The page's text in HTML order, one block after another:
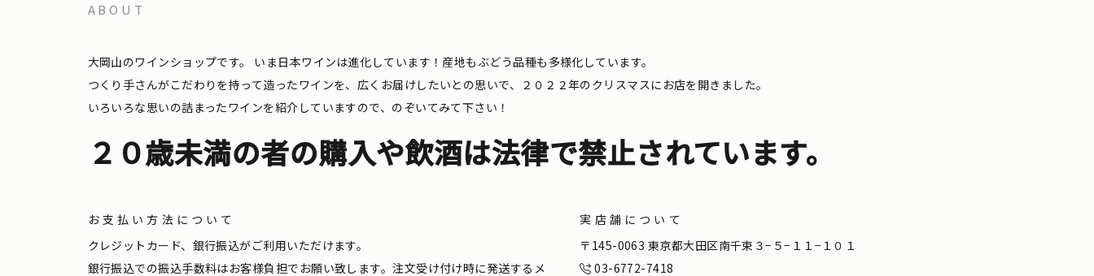
ABOUT
大岡山のワインショップです。
いま日本ワインは進化しています！産地もぶどう品種も多様化しています。
つくり手さんがこだわりを持って造ったワインを、広くお届けしたいとの思いで、２０２２年のクリスマスにお店を開きました。
いろいろな思いの詰まったワインを紹介していますので、のぞいてみて下さい！
２０歳未満の者の購入や飲酒は法律で禁止されています。
お支払い方法について
クレジットカード、銀行振込がご利用いただけます。
銀行振込での振込手数料はお客様負担でお願い致します。注文受け付け時に発送するメ
実店舗について
〒145-0063 東京都大田区南千束３−５−１１−１０１
03-6772-7418